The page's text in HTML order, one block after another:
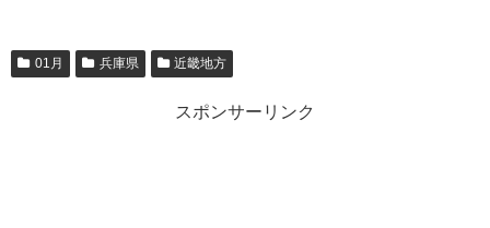
01月 兵庫県 近畿地方
スポンサーリンク